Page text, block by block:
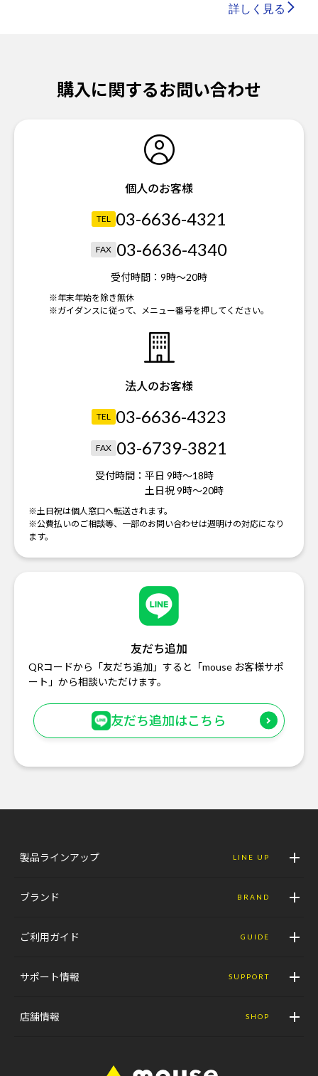
詳しく見る
購入に関するお問い合わせ
個人のお客様
TEL 03-6636-4321
FAX 03-6636-4340
受付時間： 9時～20時
※年末年始を除き無休
※ガイダンスに従って、メニュー番号を押してください。
法人のお客様
TEL 03-6636-4323
FAX 03-6739-3821
受付時間： 平日 9時～18時
土日祝 9時～20時
※土日祝は個人窓口へ転送されます。
※公費払いのご相談等、一部のお問い合わせは週明けの対応になり
ます。
友だち追加
QRコードから「友だち追加」すると「mouse お客様サポ
ート」から相談いただけます。
友だち追加はこちら
製品ラインアップ LINE UP
ブランド BRAND
ご利用ガイド GUIDE
サポート情報 SUPPORT
店舗情報 SHOP